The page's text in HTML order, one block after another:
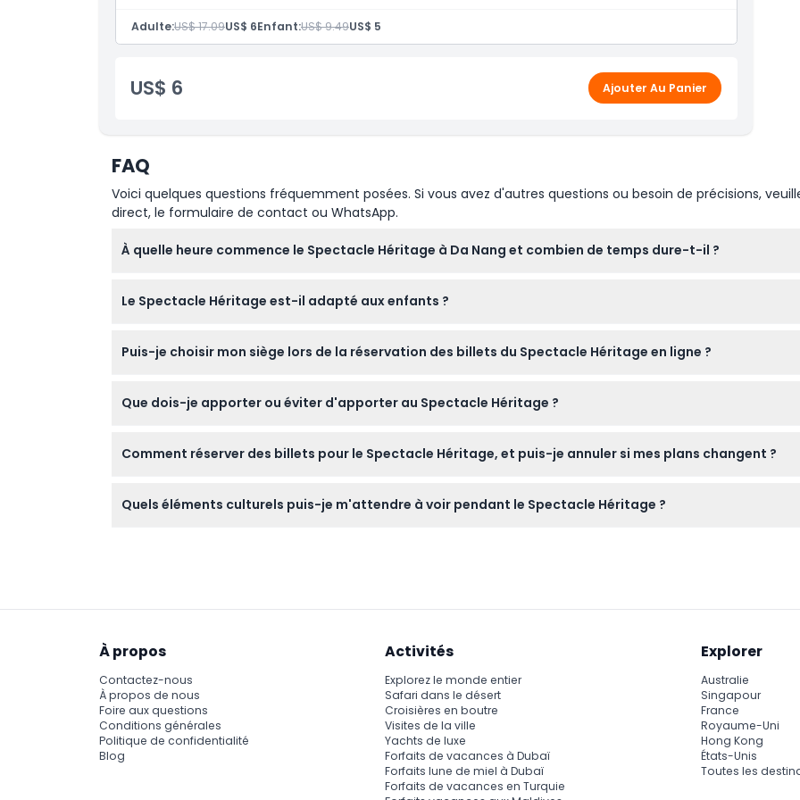
À savoir
Emplacement
Adulte:US$ 17.09US$ 6Enfant:US$ 9.49US$ 5
US$ 6 Ajouter Au Panier
FAQ
Voici quelques questions fréquemment posées. Si vous avez d'autres questions ou besoin de précisions,
direct, le formulaire de contact ou WhatsApp.
À quelle heure commence le Spectacle Héritage à Da Nang et combien de temps dure-t-il ?
l'avance car l'entrée n'est plus autorisée une fois le spectacle commencé (sous réserve de modifications
Le Spectacle Héritage est-il adapté aux enfants ?
seulement s'ils possèdent un passeport vietnamien. Cela en fait une expérience culturelle adaptée aux
Puis-je choisir mon siège lors de la réservation des billets du Spectacle Héritage en ligne ?
réserver ensemble vous aide à vous asseoir avec votre groupe.
Que dois-je apporter ou éviter d'apporter au Spectacle Héritage ?
pas autorisées à l'intérieur du lieu.
Comment réserver des billets pour le Spectacle Héritage, et puis-je annuler si mes plans changent ?
modification possible.
Quels éléments culturels puis-je m'attendre à voir pendant le Spectacle Héritage ?
À propos
Contactez-nous
À propos de nous
Foire aux questions
Conditions générales
Politique de confidentialité
Blog
Activités
Explorez le monde entier
Safari dans le désert
Croisières en boutre
Visites de la ville
Yachts de luxe
Forfaits de vacances à Dubaï
Forfaits lune de miel à Dubaï
Forfaits de vacances en Turquie
Explorer
Australie
Singapour
France
Royaume-Uni
Hong Kong
États-Unis
Toutes les